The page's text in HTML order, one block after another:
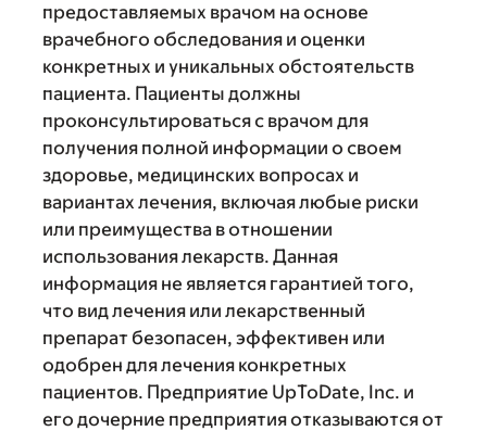
предоставляемых врачом на основе
врачебного обследования и оценки
конкретных и уникальных обстоятельств
пациента. Пациенты должны
проконсультироваться с врачом для
получения полной информации о своем
здоровье, медицинских вопросах и
вариантах лечения, включая любые риски
или преимущества в отношении
использования лекарств. Данная
информация не является гарантией того,
что вид лечения или лекарственный
препарат безопасен, эффективен или
одобрен для лечения конкретных
пациентов. Предприятие UpToDate, Inc. и
его дочерние предприятия отказываются от